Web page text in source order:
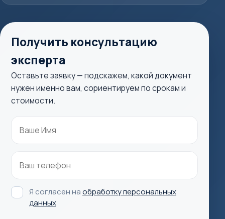
Получить консультацию
эксперта
Оставьте заявку — подскажем, какой документ
нужен именно вам, сориентируем по срокам и
стоимости.
Я согласен наобработку персональных
данных